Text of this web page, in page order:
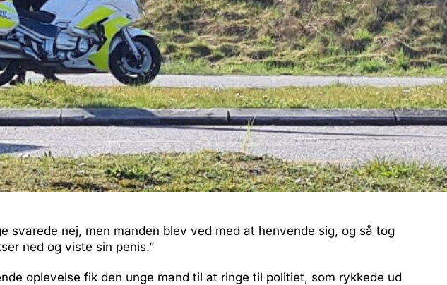
svarede nej, men manden blev ved med at henvende sig, og så tog
ned og viste sin penis.”
oplevelse fik den unge mand til at ringe til politiet, som rykkede ud